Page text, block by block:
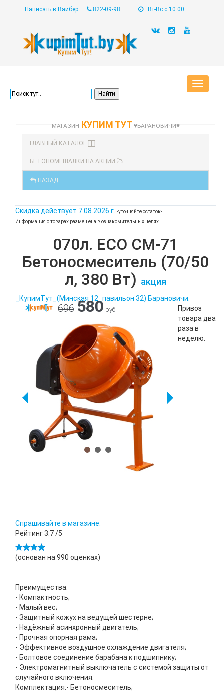
Написать в Вайбер 822-09-98 Вт-Вс с 10:00
Toggle
МАГАЗИН КУПИМ ТУТ ♥БАРАНОВИЧИ♥
ГЛАВНЫЙ КАТАЛОГ
БЕТОНОМЕШАЛКИ НА АКЦИИ
НАЗАД
Скидка действует 7.08.2026 г. -уточняйте остаток-
Информация о товарах размещена в ознакомительных целях.
070л. ECO CM-71
Бетоносмеситель (70/50
л, 380 Вт) акция
_КупимТут_(Минская 12_павильон 32) Барановичи.
696 580 руб.
Привоз
товара два
раза в
неделю.
Спрашивайте в магазине.
Рейтинг3.7/5
(основан на 990 оценках)
Преимущества:
- Компактность;
- Малый вес;
- Защитный кожух на ведущей шестерне;
- Надёжный асинхронный двигатель;
- Прочная опорная рама;
- Эффективное воздушное охлаждение двигателя;
- Болтовое соединение барабана к подшипнику;
- Электромагнитный выключатель с системой защиты от
случайного включения.
Комплектация:- Бетоносмеситель;